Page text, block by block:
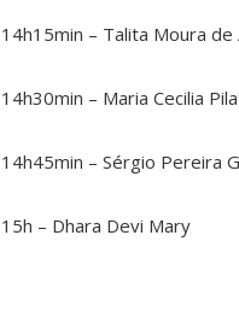
14h15min – Talita Moura de
14h30min – Maria Cecilia
14h45min – Sérgio Pereira
15h – Dhara Devi Mary